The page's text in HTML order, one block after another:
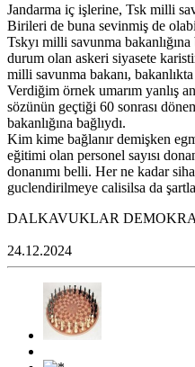
Jandarma iç işlerine, Tsk milli
Birileri de buna sevinmiş de
Tskyı milli savunma
durum olan askeri siyasete
milli savunma bakanı,
Verdiğim örnek umarım yanlış
sözünün geçtiği 60 sonrası
bakanlığına bağlıydı.
Kim kime bağlanır demişken
eğitimi olan personel sayısı
donanımı belli. Her ne kadar
guclendirilmeye calisilsa da
DALKAVUKLAR
24.12.2024